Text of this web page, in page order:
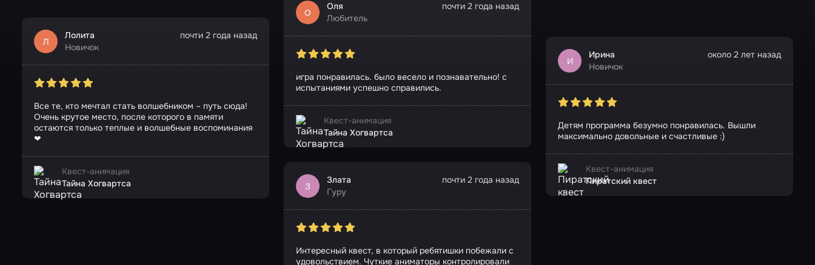
Л
Лолита
Новичок
почти 2 года назад
Все те, кто мечтал стать волшебником – путь сюда!
Очень крутое место, после которого в памяти
остаются только теплые и волшебные воспоминания
❤
Квест-анимация
Тайна Хогвартса
О
Оля
Любитель
почти 2 года назад
игра понравилась. было весело и познавательно! с
испытаниями успешно справились.
Квест-анимация
Тайна Хогвартса
З
Злата
Гуру
почти 2 года назад
Интересный квест, в который ребятишки побежали с
удовольствием. Чуткие аниматоры контролировали
И
Ирина
Новичок
около 2 лет назад
Детям программа безумно понравилась. Вышли
максимально довольные и счастливые :)
Квест-анимация
Пиратский квест